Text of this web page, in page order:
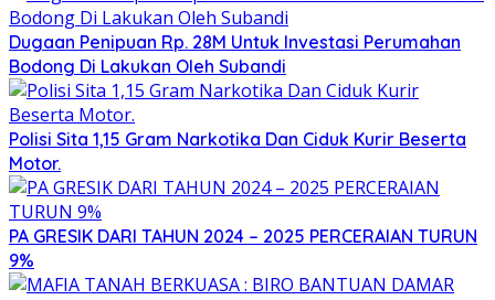
Dugaan Penipuan Rp. 28M Untuk Investasi Perumahan
Bodong Di Lakukan Oleh Subandi
Polisi Sita 1,15 Gram Narkotika Dan Ciduk Kurir Beserta
Motor.
PA GRESIK DARI TAHUN 2024 – 2025 PERCERAIAN TURUN
9%